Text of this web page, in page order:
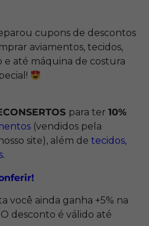
cupons de descontos
aviamentos, tecidos,
e até máquina de costura
para ter 10%
(vendidos pela
site), além de tecidos,
.
você ainda ganha +5% na
desconto é válido até